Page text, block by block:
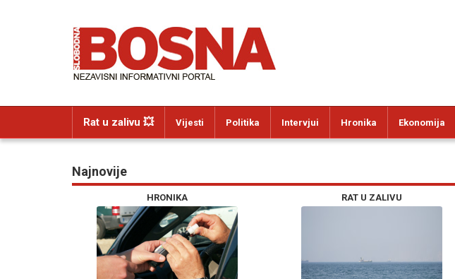
Rat u zalivu 💥 Vijesti Politika Intervjui Hronika Ekonomija
Najnovije
HRONIKA RAT U ZALIVU